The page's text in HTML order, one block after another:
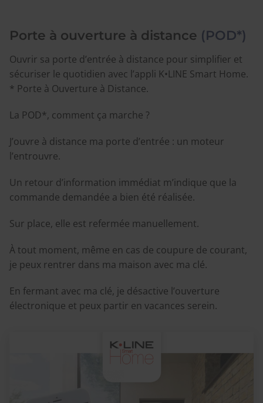
Porte à ouverture à distance (POD*)
Ouvrir sa porte d’entrée à distance pour simplifier et
sécuriser le quotidien avec l’appli K•LINE Smart Home.
* Porte à Ouverture à Distance.
La POD*, comment ça marche ?
J’ouvre à distance ma porte d’entrée : un moteur
l’entrouvre.
Un retour d’information immédiat m’indique que la
commande demandée a bien été réalisée.
Sur place, elle est refermée manuellement.
À tout moment, même en cas de coupure de courant,
je peux rentrer dans ma maison avec ma clé.
En fermant avec ma clé, je désactive l’ouverture
électronique et peux partir en vacances serein.